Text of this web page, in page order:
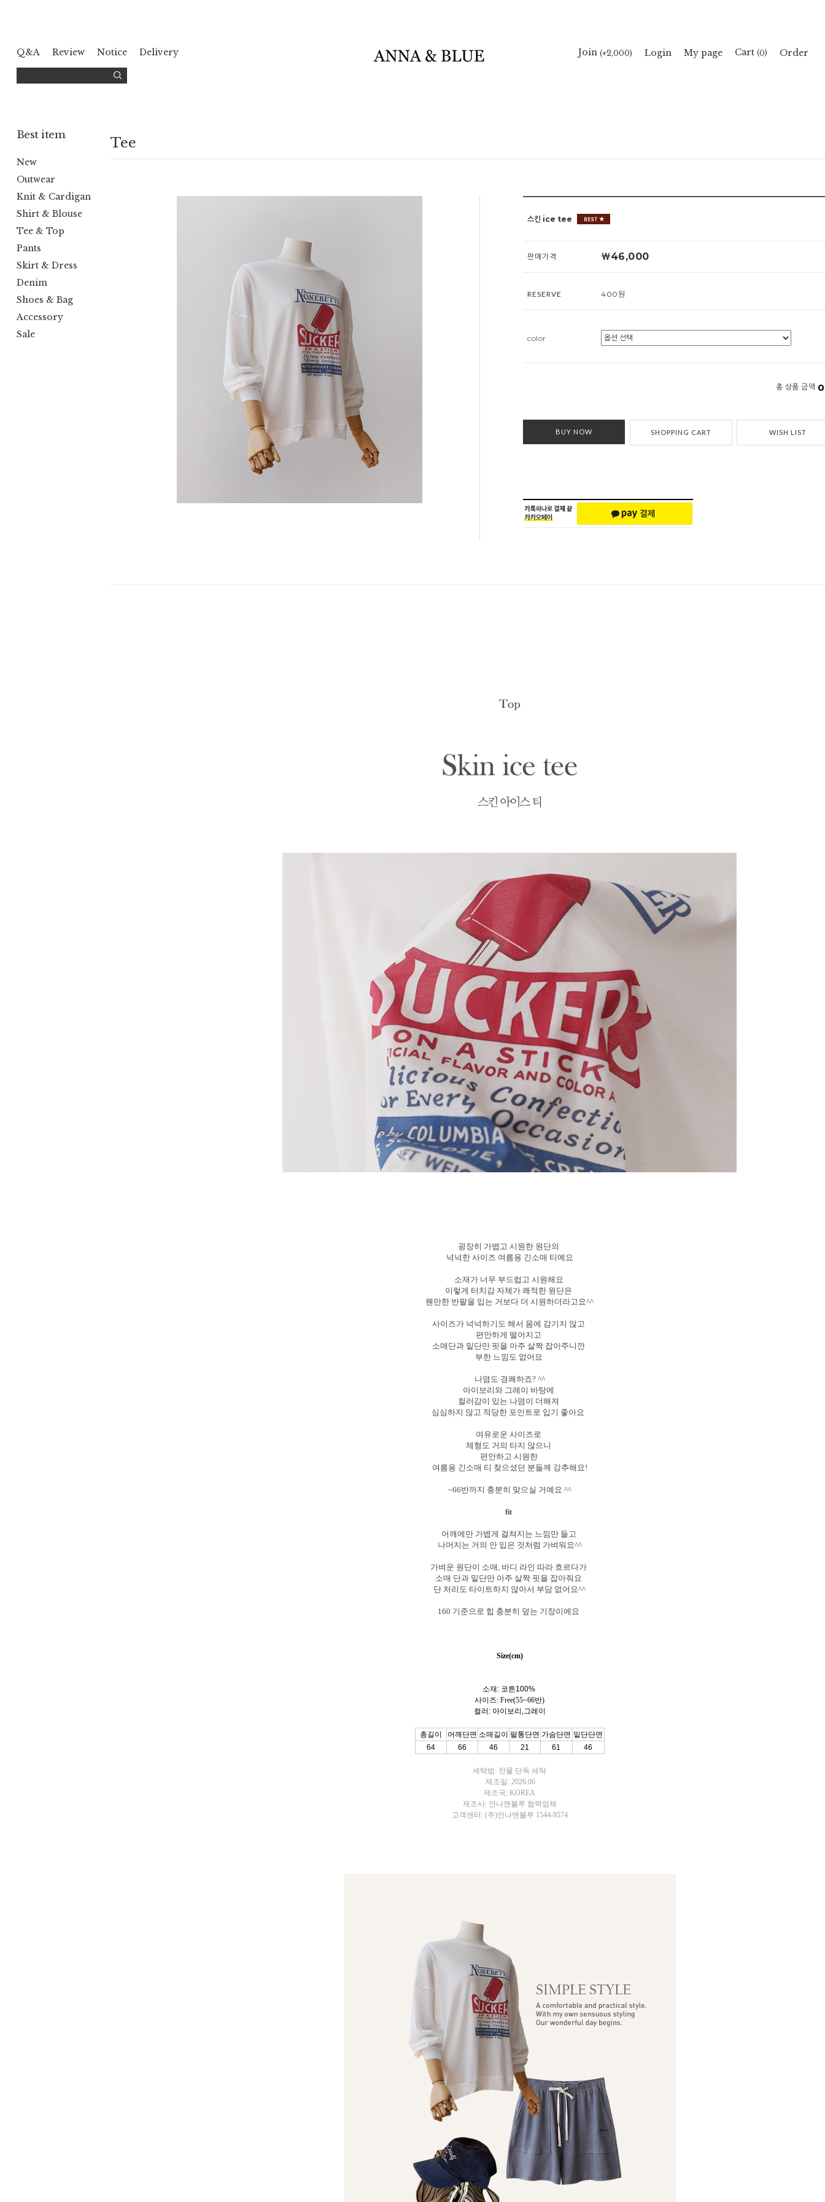
Q&A Review Notice Delivery Join(+2,000) Login My page Cart(0) Order
Best item
New
Outwear
Knit & Cardigan
Shirt & Blouse
Tee & Top
Pants
Skirt & Dress
Denim
Shoes & Bag
Accessory
Sale
Tee
스킨 ice tee
판매가격 ￦46,000
RESERVE 400원
color
총 상품 금액 0
BUY NOW SHOPPING CART WISH LIST
굉장히 가볍고 시원한 원단의
넉넉한 사이즈 여름용 긴소매 티예요
소재가 너무 부드럽고 시원해요
이렇게 터치감 자체가 쾌적한 원단은
웬만한 반팔을 입는 거보다 더 시원하더라고요^^
사이즈가 넉넉하기도 해서 몸에 감기지 않고
편안하게 떨어지고
소매단과 밑단만 핏을 아주 살짝 잡아주니깐
부한 느낌도 없어요
나염도 경쾌하죠? ^^
아이보리와 그레이 바탕에
컬러감이 있는 나염이 더해져
심심하지 않고 적당한 포인트로 입기 좋아요
여유로운 사이즈로
체형도 거의 타지 않으니
편안하고 시원한
여름용 긴소매 티 찾으셨던 분들께 강추해요!
~66반까지 충분히 맞으실 거예요 ^^
fit
어깨에만 가볍게 걸쳐지는 느낌만 들고
나머지는 거의 안 입은 것처럼 가벼워요^^
가벼운 원단이 소매, 바디 라인 따라 흐르다가
소매 단과 밑단만 아주 살짝 핏을 잡아줘요
단 처리도 타이트하지 않아서 부담 없어요^^
160 기준으로 힙 충분히 덮는 기장이에요
Size(cm)
소재: 코튼100%
사이즈: Free(55~66반)
컬러: 아이보리,그레이
총길이 어깨단면 소매길이 팔통단면 가슴단면 밑단단면
64
66 46 21 61 46
세탁법: 찬물 단독 세탁
제조일: 2026.06
제조국: KOREA
제조사: 안나앤블루 협력업체
고객센터: (주)안나앤블루 1544-9574